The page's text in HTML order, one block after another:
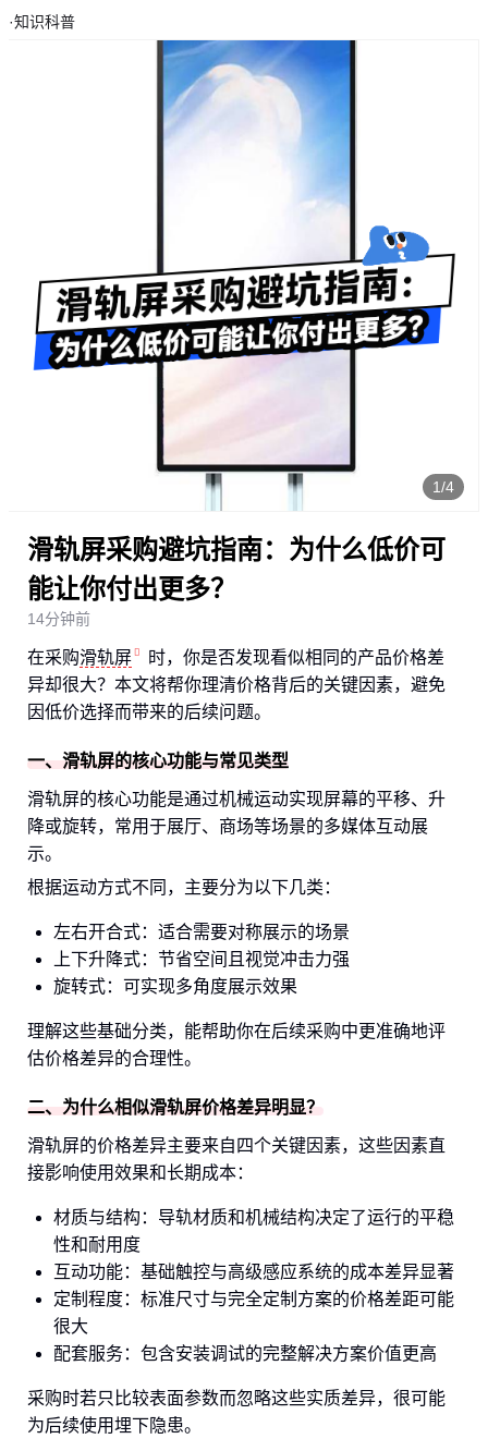
·知识科普
1/4
滑轨屏采购避坑指南：为什么低价可
能让你付出更多？
14分钟前
在采购滑轨屏
时，你是否发现看似相同的产品价格差
异却很大？本文将帮你理清价格背后的关键因素，避免
因低价选择而带来的后续问题。
一、滑轨屏的核心功能与常见类型
滑轨屏的核心功能是通过机械运动实现屏幕的平移、升
降或旋转，常用于展厅、商场等场景的多媒体互动展
示。
根据运动方式不同，主要分为以下几类：
左右开合式：适合需要对称展示的场景
上下升降式：节省空间且视觉冲击力强
旋转式：可实现多角度展示效果
理解这些基础分类，能帮助你在后续采购中更准确地评
估价格差异的合理性。
二、为什么相似滑轨屏价格差异明显？
滑轨屏的价格差异主要来自四个关键因素，这些因素直
接影响使用效果和长期成本：
材质与结构：导轨材质和机械结构决定了运行的平稳
性和耐用度
互动功能：基础触控与高级感应系统的成本差异显著
定制程度：标准尺寸与完全定制方案的价格差距可能
很大
配套服务：包含安装调试的完整解决方案价值更高
采购时若只比较表面参数而忽略这些实质差异，很可能
为后续使用埋下隐患。